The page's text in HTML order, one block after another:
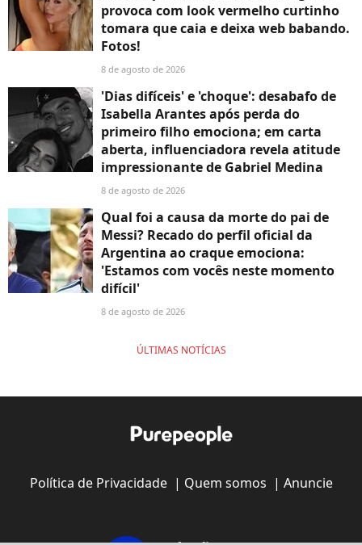
provoca com look vermelho curtinho
tomara que caia e deixa web babando.
Fotos!
8 de agosto de 2026
'Dias difíceis' e 'choque': desabafo de
Isabella Arantes após perda do
primeiro filho emociona; em carta
aberta, influenciadora revela atitude
impressionante de Gabriel Medina
8 de agosto de 2026
Qual foi a causa da morte do pai de
Messi? Recado do perfil oficial da
Argentina ao craque emociona:
'Estamos com vocês neste momento
difícil'
8 de agosto de 2026
ÚLTIMAS NOTÍCIAS
Política de Privacidade| Quem somos | Anuncie